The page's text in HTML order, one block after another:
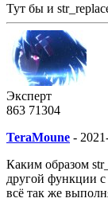
Тут бы и
Эксперт
863 71304
TeraMoune -
Каким образом
другой функции
всё так же